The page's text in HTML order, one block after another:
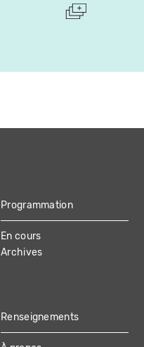
Programmation
En cours
Archives
Renseignements